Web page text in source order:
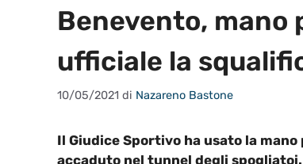
Benevento, mano
ufficiale la
10/05/2021 di Nazareno Bastone
Il Giudice Sportivo ha usato la
accaduto nel tunnel degli spogliatoi.